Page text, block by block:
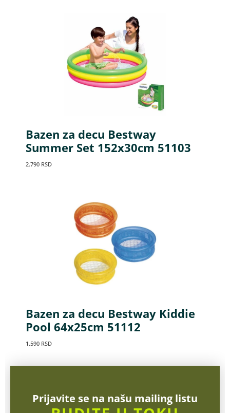
Bazen za decu Bestway
Summer Set 152x30cm 51103
2.790 RSD
Bazen za decu Bestway Kiddie
Pool 64x25cm 51112
1.590 RSD
Prijavite se na našu mailing listu